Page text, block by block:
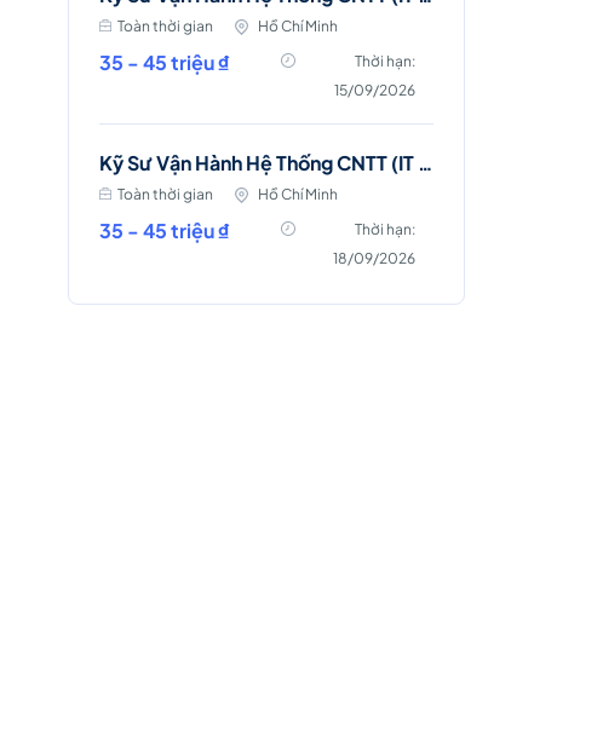
Toàn thời gian Hồ Chí Minh
35 - 45 triệu ₫
Thời hạn:
15/09/2026
Kỹ Sư Vận Hành Hệ Thống CNTT (IT Server and Storage Engineer)
Toàn thời gian Hồ Chí Minh
35 - 45 triệu ₫
Thời hạn:
18/09/2026